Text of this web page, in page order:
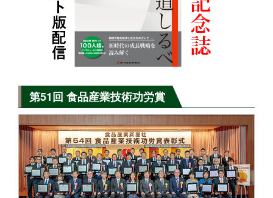
第51回 食品産業技術功労賞